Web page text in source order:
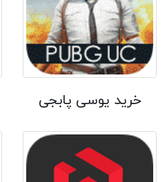
خرید یوسی پابجی